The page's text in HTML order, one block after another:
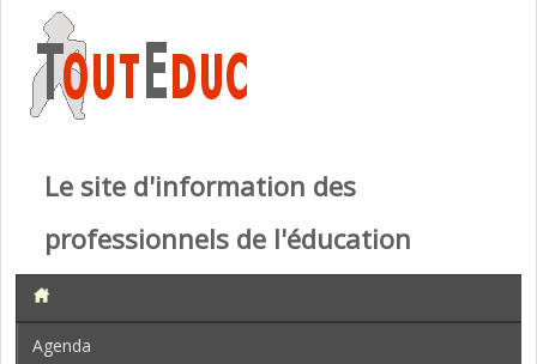
Le site d'information des
professionnels de l'éducation
Agenda